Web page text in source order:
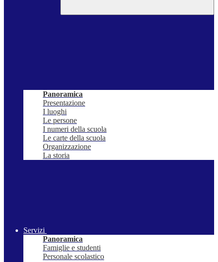
Panoramica
Presentazione
I luoghi
Le persone
I numeri della scuola
Le carte della scuola
Organizzazione
La storia
Servizi
Panoramica
Famiglie e studenti
Personale scolastico